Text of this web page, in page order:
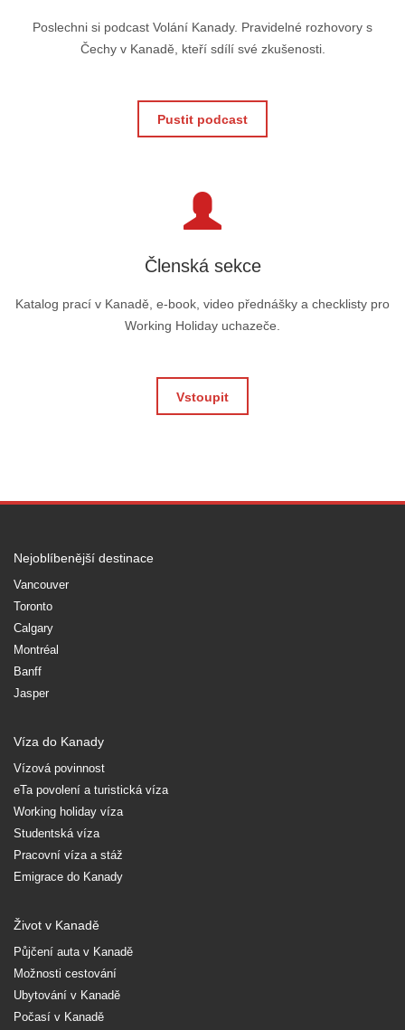
Poslechni si podcast Volání Kanady. Pravidelné rozhovory s
Čechy v Kanadě, kteří sdílí své zkušenosti.
Pustit podcast
Členská sekce
Katalog prací v Kanadě, e-book, video přednášky a checklisty pro
Working Holiday uchazeče.
Vstoupit
Nejoblíbenější destinace
Vancouver
Toronto
Calgary
Montréal
Banff
Jasper
Víza do Kanady
Vízová povinnost
eTa povolení a turistická víza
Working holiday víza
Studentská víza
Pracovní víza a stáž
Emigrace do Kanady
Život v Kanadě
Půjčení auta v Kanadě
Možnosti cestování
Ubytování v Kanadě
Počasí v Kanadě